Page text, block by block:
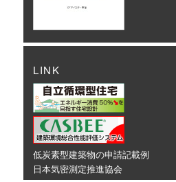
LINK
低炭素型建築物の申請記載例
日本気密測定推進協会